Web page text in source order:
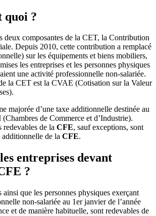
quoi ?
deux composantes de la CET, la Contribution
Depuis 2010, cette contribution a remplacé
sur les équipements et biens mobiliers,
les entreprises et les personnes physiques
une activité professionnelle non-salariée.
la CET est la CVAE (Cotisation sur la Valeur
majorée d’une taxe additionnelle destinée au
de Commerce et d’Industrie).
redevables de la CFE, sauf exceptions, sont
additionnelle de la CFE.
entreprises devant
?
ainsi que les personnes physiques exerçant
non-salariée au 1er janvier de l’année
et de manière habituelle, sont redevables de